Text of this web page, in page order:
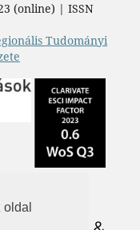
(online) | ISSN
Tudományi